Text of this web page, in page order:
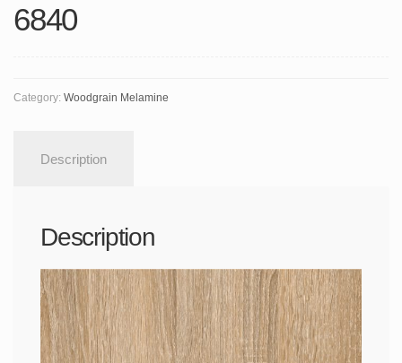
6840
Category: Woodgrain Melamine
Description
Description